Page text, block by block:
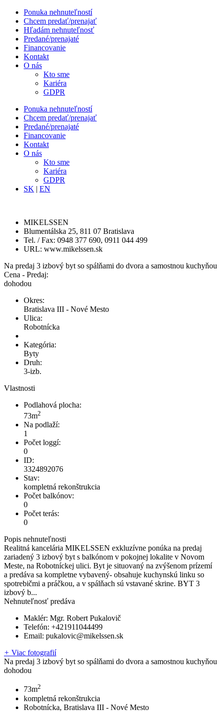
Ponuka nehnuteľností
Chcem predať/prenajať
Hľadám nehnuteľnosť
Predané/prenajaté
Financovanie
Kontakt
O nás
Kto sme
Kariéra
GDPR
Ponuka nehnuteľností
Chcem predať/prenajať
Predané/prenajaté
Financovanie
Kontakt
O nás
Kto sme
Kariéra
GDPR
SK | EN
MIKELSSEN
Blumentálska 25, 811 07 Bratislava
Tel. / Fax: 0948 377 690, 0911 044 499
URL: www.mikelssen.sk
Na predaj 3 izbový byt so spálňami do dvora a samostnou kuchyňou
Cena - Predaj:
dohodou
Okres:
Bratislava III - Nové Mesto
Ulica:
Robotnícka
Kategória:
Byty
Druh:
3-izb.
Vlastnosti
Podlahová plocha:
73m2
Na podlaží:
1
Počet loggí:
0
ID:
3324892076
Stav:
kompletná rekonštrukcia
Počet balkónov:
0
Počet terás:
0
Popis nehnuteľnosti
Realitná kancelária MIKELSSEN exkluzívne ponúka na predaj
zariadený 3 izbový byt s balkónom v pokojnej lokalite v Novom
Meste, na Robotníckej ulici. Byt je situovaný na zvýšenom prízemí
a predáva sa kompletne vybavený- obsahuje kuchynskú linku so
spotrebičmi a práčkou, a v spálňach sú vstavané skrine. BYT 3
izbový b...
Nehnuteľnosť predáva
Maklér: Mgr. Robert Pukalovič
Telefón: +421911044499
Email: pukalovic@mikelssen.sk
+ Viac fotografií
Na predaj 3 izbový byt so spálňami do dvora a samostnou kuchyňou
dohodou
73m2
kompletná rekonštrukcia
Robotnícka, Bratislava III - Nové Mesto